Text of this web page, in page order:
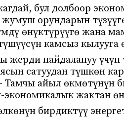
бул долбоор
орундарын
өнүктүрүүгө жана
камсыз кылууга
жерди пайдалануу
сатуудан түшкөн
Тамчы айыл өкмөтүнүн
жактан
бирдиктүү